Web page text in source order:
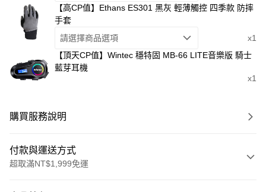
【高CP值】Ethans ES301 黑灰 輕薄觸控 四季款 防摔
手套
請選擇商品選項
x1
【頂天CP值】Wintec 穩特固 MB-66 LITE音樂版 騎士
藍芽耳機
x1
購買服務說明
付款與運送方式
超取滿NT$1,999免運